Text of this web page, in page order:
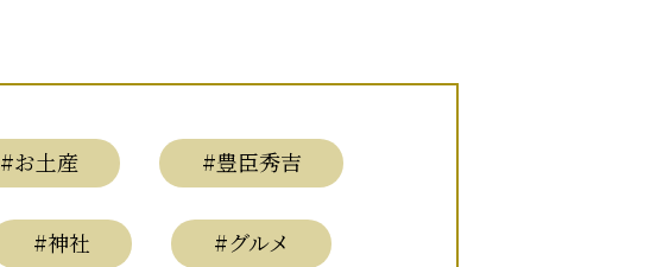
#お土産 #豊臣秀吉
#神社 #グルメ